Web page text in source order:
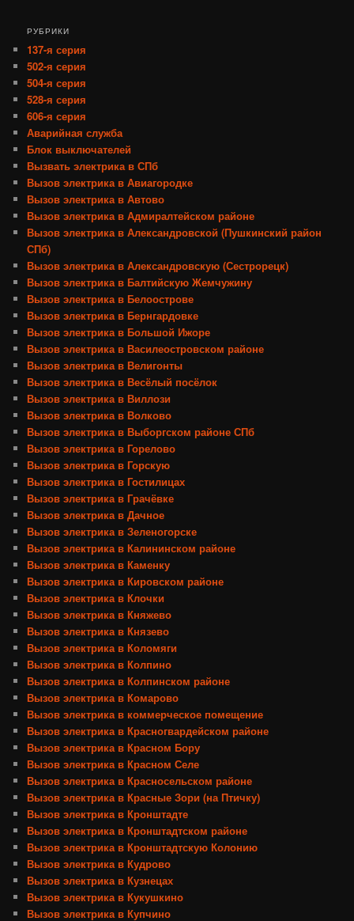
РУБРИКИ
137-я серия
502-я серия
504-я серия
528-я серия
606-я серия
Аварийная служба
Блок выключателей
Вызвать электрика в СПб
Вызов электрика в Авиагородке
Вызов электрика в Автово
Вызов электрика в Адмиралтейском районе
Вызов электрика в Александровской (Пушкинский район
СПб)
Вызов электрика в Александровскую (Сестрорецк)
Вызов электрика в Балтийскую Жемчужину
Вызов электрика в Белоострове
Вызов электрика в Бернгардовке
Вызов электрика в Большой Ижоре
Вызов электрика в Василеостровском районе
Вызов электрика в Велигонты
Вызов электрика в Весёлый посёлок
Вызов электрика в Виллози
Вызов электрика в Волково
Вызов электрика в Выборгском районе СПб
Вызов электрика в Горелово
Вызов электрика в Горскую
Вызов электрика в Гостилицах
Вызов электрика в Грачёвке
Вызов электрика в Дачное
Вызов электрика в Зеленогорске
Вызов электрика в Калининском районе
Вызов электрика в Каменку
Вызов электрика в Кировском районе
Вызов электрика в Клочки
Вызов электрика в Княжево
Вызов электрика в Князево
Вызов электрика в Коломяги
Вызов электрика в Колпино
Вызов электрика в Колпинском районе
Вызов электрика в Комарово
Вызов электрика в коммерческое помещение
Вызов электрика в Красногвардейском районе
Вызов электрика в Красном Бору
Вызов электрика в Красном Селе
Вызов электрика в Красносельском районе
Вызов электрика в Красные Зори (на Птичку)
Вызов электрика в Кронштадте
Вызов электрика в Кронштадтском районе
Вызов электрика в Кронштадтскую Колонию
Вызов электрика в Кудрово
Вызов электрика в Кузнецах
Вызов электрика в Кукушкино
Вызов электрика в Купчино